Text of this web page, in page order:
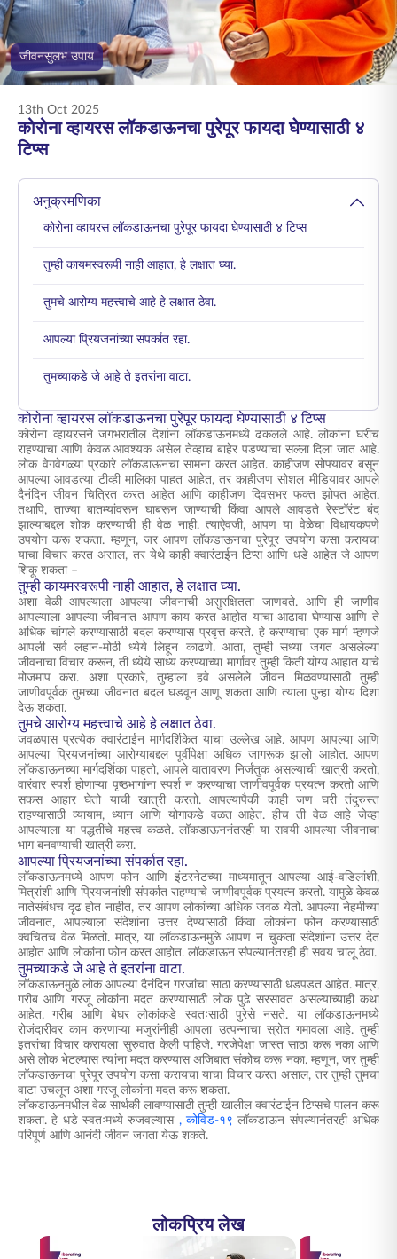
ENGLISH
ऑनलाइन खरेदी करा प्रीमियम भरा
जीवनसुलभ उपाय
13th Oct 2025
कोरोना व्हायरस लॉकडाऊनचा पुरेपूर फायदा घेण्यासाठी ४
टिप्स
अनुक्रमणिका
कोरोना व्हायरस लॉकडाऊनचा पुरेपूर फायदा घेण्यासाठी ४ टिप्स
तुम्ही कायमस्वरूपी नाही आहात, हे लक्षात घ्या.
तुमचे आरोग्य महत्त्वाचे आहे हे लक्षात ठेवा.
आपल्या प्रियजनांच्या संपर्कात रहा.
तुमच्याकडे जे आहे ते इतरांना वाटा.
कोरोना व्हायरस लॉकडाऊनचा पुरेपूर फायदा घेण्यासाठी ४ टिप्स
कोरोना व्हायरसने जगभरातील देशांना लॉकडाऊनमध्ये ढकलले आहे. लोकांना घरीच
राहण्याचा आणि केवळ आवश्यक असेल तेव्हाच बाहेर पडण्याचा सल्ला दिला जात आहे.
लोक वेगवेगळ्या प्रकारे लॉकडाऊनचा सामना करत आहेत. काहीजण सोफ्यावर बसून
आपल्या आवडत्या टीव्ही मालिका पाहत आहेत, तर काहीजण सोशल मीडियावर आपले
दैनंदिन जीवन चित्रित करत आहेत आणि काहीजण दिवसभर फक्त झोपत आहेत.
तथापि, ताज्या बातम्यांवरून घाबरून जाण्याची किंवा आपले आवडते रेस्टॉरंट बंद
झाल्याबद्दल शोक करण्याची ही वेळ नाही. त्याऐवजी, आपण या वेळेचा विधायकपणे
उपयोग करू शकता. म्हणून, जर आपण लॉकडाऊनचा पुरेपूर उपयोग कसा करायचा
याचा विचार करत असाल, तर येथे काही क्वारंटाईन टिप्स आणि धडे आहेत जे आपण
शिकू शकता –
तुम्ही कायमस्वरूपी नाही आहात, हे लक्षात घ्या.
अशा वेळी आपल्याला आपल्या जीवनाची असुरक्षितता जाणवते. आणि ही जाणीव
आपल्याला आपल्या जीवनात आपण काय करत आहोत याचा आढावा घेण्यास आणि ते
अधिक चांगले करण्यासाठी बदल करण्यास प्रवृत्त करते. हे करण्याचा एक मार्ग म्हणजे
आपली सर्व लहान-मोठी ध्येये लिहून काढणे. आता, तुम्ही सध्या जगत असलेल्या
जीवनाचा विचार करून, ती ध्येये साध्य करण्याच्या मार्गावर तुम्ही किती योग्य आहात याचे
मोजमाप करा. अशा प्रकारे, तुम्हाला हवे असलेले जीवन मिळवण्यासाठी तुम्ही
जाणीवपूर्वक तुमच्या जीवनात बदल घडवून आणू शकता आणि त्याला पुन्हा योग्य दिशा
देऊ शकता.
तुमचे आरोग्य महत्त्वाचे आहे हे लक्षात ठेवा.
जवळपास प्रत्येक क्वारंटाईन मार्गदर्शिकेत याचा उल्लेख आहे. आपण आपल्या आणि
आपल्या प्रियजनांच्या आरोग्याबद्दल पूर्वीपेक्षा अधिक जागरूक झालो आहोत. आपण
लॉकडाऊनच्या मार्गदर्शिका पाहतो, आपले वातावरण निर्जंतुक असल्याची खात्री करतो,
वारंवार स्पर्श होणाऱ्या पृष्ठभागांना स्पर्श न करण्याचा जाणीवपूर्वक प्रयत्न करतो आणि
सकस आहार घेतो याची खात्री करतो. आपल्यापैकी काही जण घरी तंदुरुस्त
राहण्यासाठी व्यायाम, ध्यान आणि योगाकडे वळत आहेत. हीच ती वेळ आहे जेव्हा
आपल्याला या पद्धतींचे महत्त्व कळते. लॉकडाऊननंतरही या सवयी आपल्या जीवनाचा
भाग बनवण्याची खात्री करा.
आपल्या प्रियजनांच्या संपर्कात रहा.
लॉकडाऊनमध्ये आपण फोन आणि इंटरनेटच्या माध्यमातून आपल्या आई-वडिलांशी,
मित्रांशी आणि प्रियजनांशी संपर्कात राहण्याचे जाणीवपूर्वक प्रयत्न करतो. यामुळे केवळ
नातेसंबंधच दृढ होत नाहीत, तर आपण लोकांच्या अधिक जवळ येतो. आपल्या नेहमीच्या
जीवनात, आपल्याला संदेशांना उत्तर देण्यासाठी किंवा लोकांना फोन करण्यासाठी
क्वचितच वेळ मिळतो. मात्र, या लॉकडाऊनमुळे आपण न चुकता संदेशांना उत्तर देत
आहोत आणि लोकांना फोन करत आहोत. लॉकडाऊन संपल्यानंतरही ही सवय चालू ठेवा.
तुमच्याकडे जे आहे ते इतरांना वाटा.
लॉकडाऊनमुळे लोक आपल्या दैनंदिन गरजांचा साठा करण्यासाठी धडपडत आहेत. मात्र,
गरीब आणि गरजू लोकांना मदत करण्यासाठी लोक पुढे सरसावत असल्याच्याही कथा
आहेत. गरीब आणि बेघर लोकांकडे स्वतःसाठी पुरेसे नसते. या लॉकडाऊनमध्ये
रोजंदारीवर काम करणाऱ्या मजुरांनीही आपला उत्पन्नाचा स्रोत गमावला आहे. तुम्ही
इतरांचा विचार करायला सुरुवात केली पाहिजे. गरजेपेक्षा जास्त साठा करू नका आणि
असे लोक भेटल्यास त्यांना मदत करण्यास अजिबात संकोच करू नका. म्हणून, जर तुम्ही
लॉकडाऊनचा पुरेपूर उपयोग कसा करायचा याचा विचार करत असाल, तर तुम्ही तुमचा
वाटा उचलून अशा गरजू लोकांना मदत करू शकता.
लॉकडाऊनमधील वेळ सार्थकी लावण्यासाठी तुम्ही खालील क्वारंटाईन टिप्सचे पालन करू
शकता. हे धडे स्वतःमध्ये रुजवल्यास , कोविड-१९ लॉकडाऊन संपल्यानंतरही अधिक
परिपूर्ण आणि आनंदी जीवन जगता येऊ शकते.
लोकप्रिय लेख